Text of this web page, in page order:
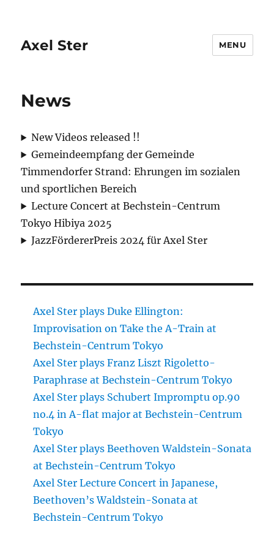
Axel Ster MENU
News
New Videos released !!
Gemeindeempfang der Gemeinde
Timmendorfer Strand: Ehrungen im sozialen
und sportlichen Bereich
Lecture Concert at Bechstein-Centrum
Tokyo Hibiya 2025
JazzFördererPreis 2024 für Axel Ster
Axel Ster plays Duke Ellington:
Improvisation on Take the A-Train at
Bechstein-Centrum Tokyo
Axel Ster plays Franz Liszt Rigoletto-
Paraphrase at Bechstein-Centrum Tokyo
Axel Ster plays Schubert Impromptu op.90
no.4 in A-flat major at Bechstein-Centrum
Tokyo
Axel Ster plays Beethoven Waldstein-Sonata
at Bechstein-Centrum Tokyo
Axel Ster Lecture Concert in Japanese,
Beethoven’s Waldstein-Sonata at
Bechstein-Centrum Tokyo